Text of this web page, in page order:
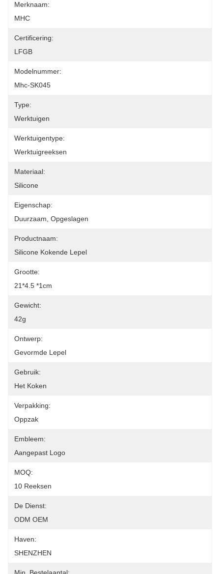
Merknaam:
MHC
Certificering:
LFGB
Modelnummer:
Mhc-SK045
Type:
Werktuigen
Werktuigentype:
Werktuigreeksen
Materiaal:
Silicone
Eigenschap:
Duurzaam, Opgeslagen
Productnaam:
Silicone Kokende Lepel
Grootte:
21*4.5 *1cm
Gewicht:
42g
Ontwerp:
Gevormde Lepel
Gebruik:
Het Koken
Verpakking:
Oppzak
Embleem:
Aangepast Logo
MOQ:
10 Reeksen
De Dienst:
ODM OEM
Haven:
SHENZHEN